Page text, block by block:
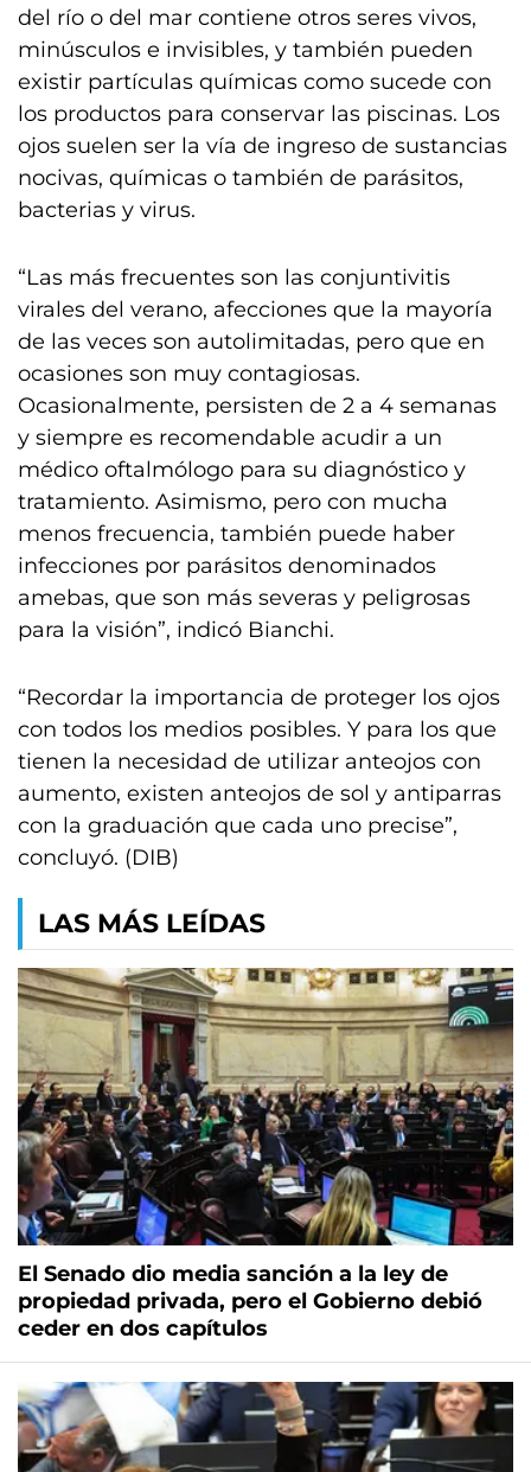
del río o del mar contiene otros seres vivos,
minúsculos e invisibles, y también pueden
existir partículas químicas como sucede con
los productos para conservar las piscinas. Los
ojos suelen ser la vía de ingreso de sustancias
nocivas, químicas o también de parásitos,
bacterias y virus.
“Las más frecuentes son las conjuntivitis
virales del verano, afecciones que la mayoría
de las veces son autolimitadas, pero que en
ocasiones son muy contagiosas.
Ocasionalmente, persisten de 2 a 4 semanas
y siempre es recomendable acudir a un
médico oftalmólogo para su diagnóstico y
tratamiento. Asimismo, pero con mucha
menos frecuencia, también puede haber
infecciones por parásitos denominados
amebas, que son más severas y peligrosas
para la visión”, indicó Bianchi.
“Recordar la importancia de proteger los ojos
con todos los medios posibles. Y para los que
tienen la necesidad de utilizar anteojos con
aumento, existen anteojos de sol y antiparras
con la graduación que cada uno precise”,
concluyó. (DIB)
LAS MÁS LEÍDAS
El Senado dio media sanción a la ley de
propiedad privada, pero el Gobierno debió
ceder en dos capítulos